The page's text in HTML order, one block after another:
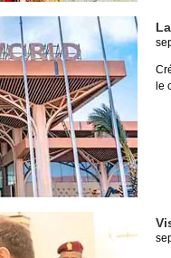
le